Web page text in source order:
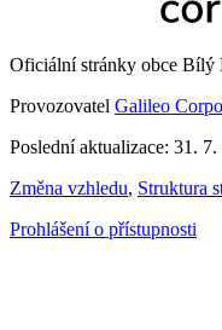
Oficiální stránky obce
Provozovatel Galileo
Poslední aktualizace: 31. 7.
Změna vzhledu, Struktura
Prohlášení o přístupnosti